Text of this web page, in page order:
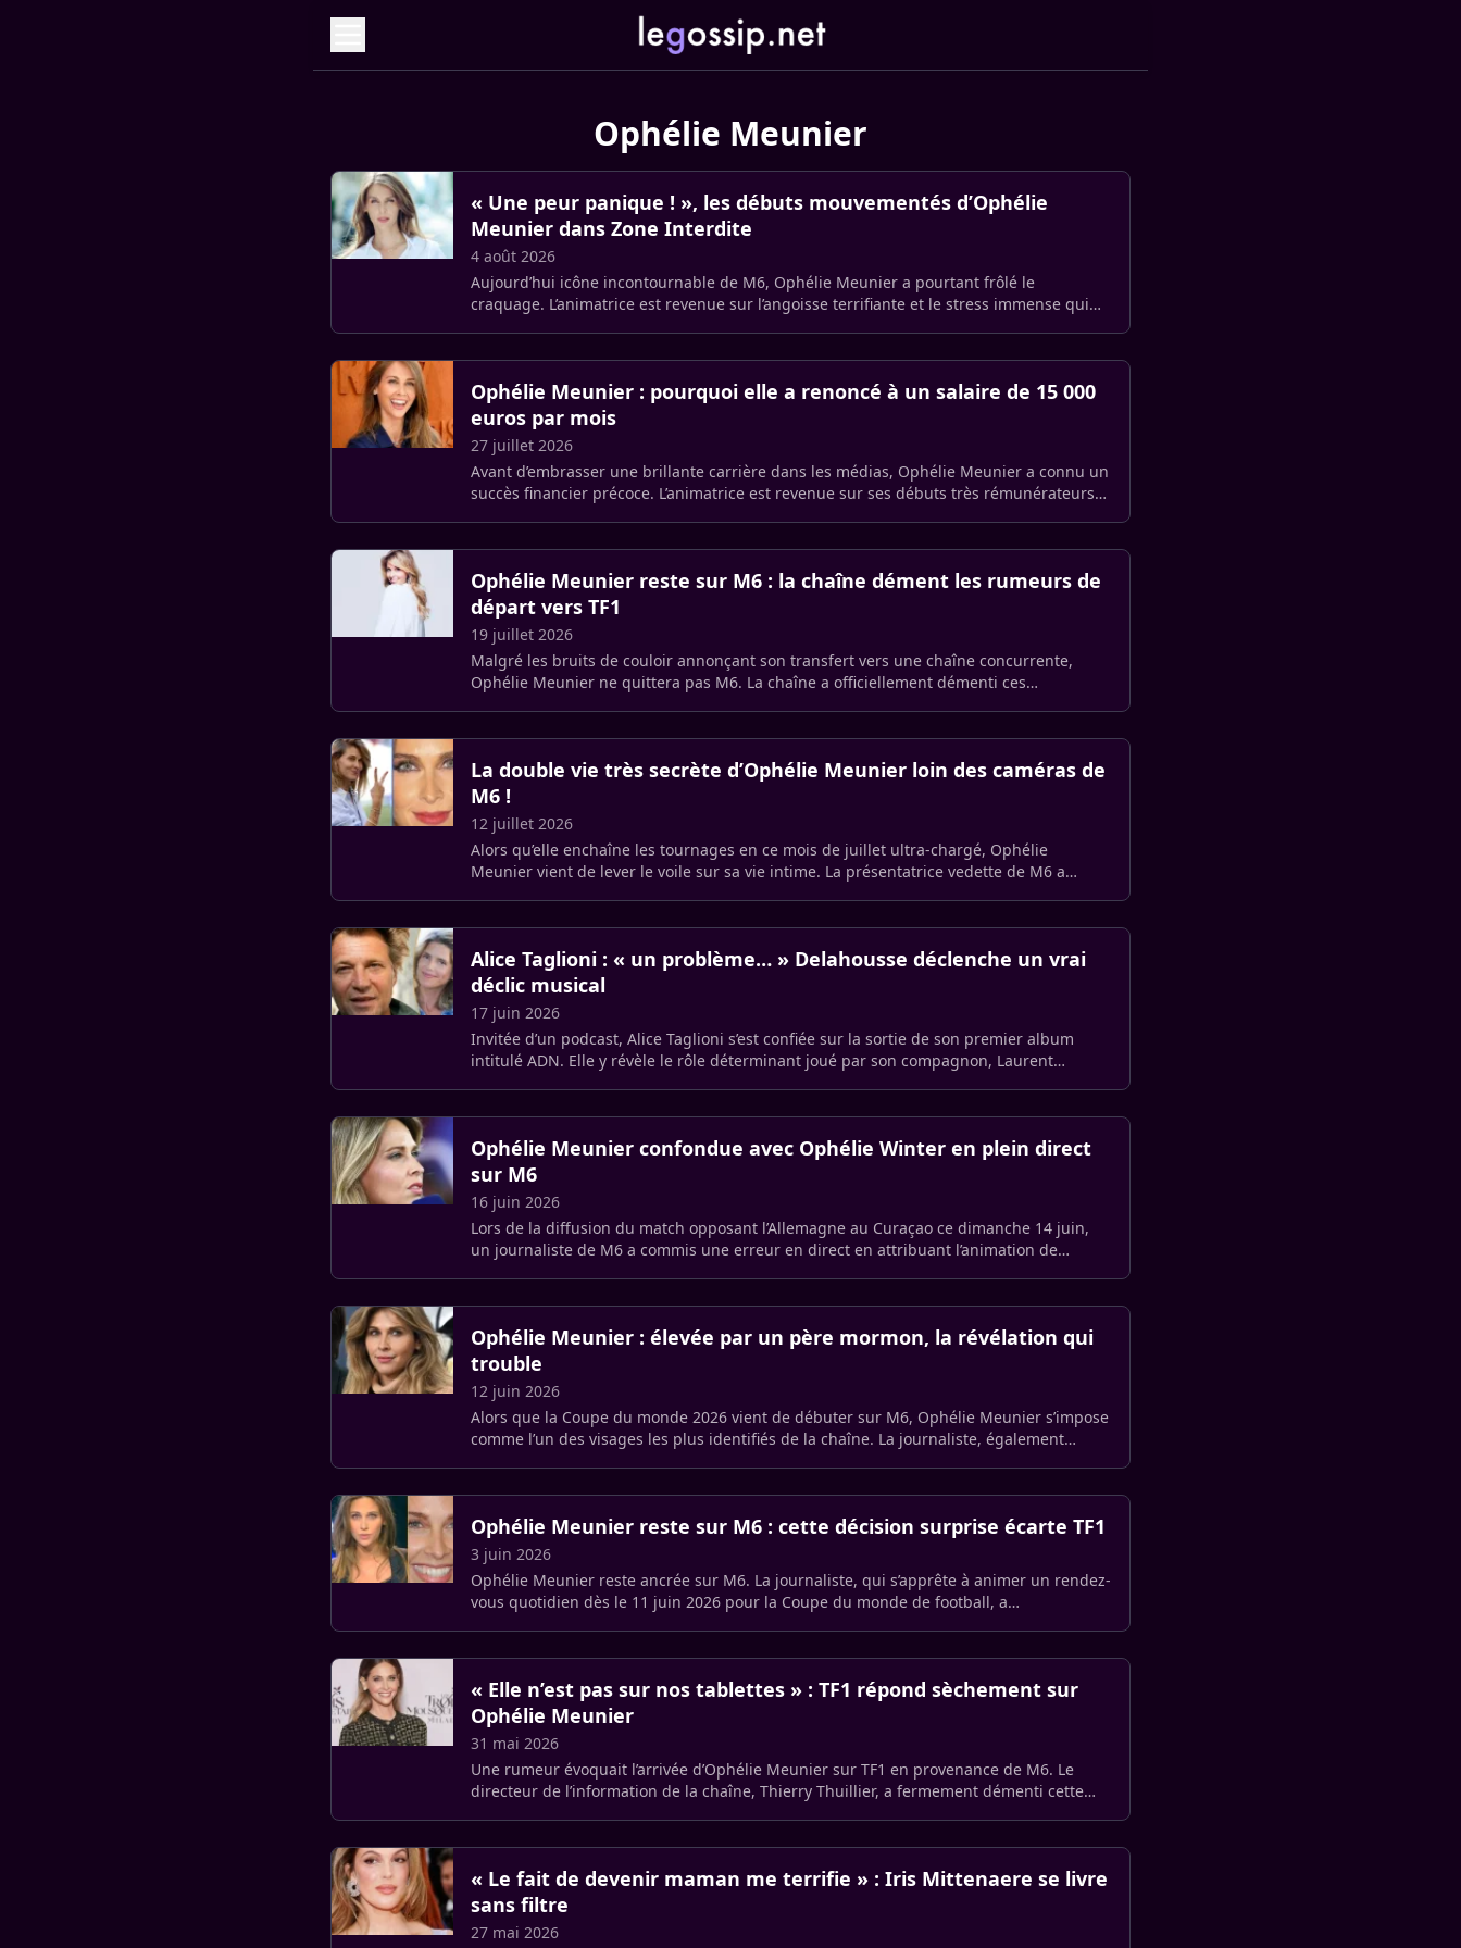
Ophélie Meunier
« Une peur panique ! », les débuts mouvementés d’Ophélie
Meunier dans Zone Interdite
4 août 2026
Aujourd’hui icône incontournable de M6, Ophélie Meunier a pourtant frôlé le
craquage. L’animatrice est revenue sur l’angoisse terrifiante et le stress immense qui
Ophélie Meunier : pourquoi elle a renoncé à un salaire de 15 000
euros par mois
27 juillet 2026
Avant d’embrasser une brillante carrière dans les médias, Ophélie Meunier a connu un
succès financier précoce. L’animatrice est revenue sur ses débuts très rémunérateurs
Ophélie Meunier reste sur M6 : la chaîne dément les rumeurs de
départ vers TF1
19 juillet 2026
Malgré les bruits de couloir annonçant son transfert vers une chaîne concurrente,
Ophélie Meunier ne quittera pas M6. La chaîne a officiellement démenti ces
La double vie très secrète d’Ophélie Meunier loin des caméras de
M6 !
12 juillet 2026
Alors qu’elle enchaîne les tournages en ce mois de juillet ultra-chargé, Ophélie
Meunier vient de lever le voile sur sa vie intime. La présentatrice vedette de M6 a
Alice Taglioni : « un problème… » Delahousse déclenche un vrai
déclic musical
17 juin 2026
Invitée d’un podcast, Alice Taglioni s’est confiée sur la sortie de son premier album
intitulé ADN. Elle y révèle le rôle déterminant joué par son compagnon, Laurent
Ophélie Meunier confondue avec Ophélie Winter en plein direct
sur M6
16 juin 2026
Lors de la diffusion du match opposant l’Allemagne au Curaçao ce dimanche 14 juin,
un journaliste de M6 a commis une erreur en direct en attribuant l’animation de
Ophélie Meunier : élevée par un père mormon, la révélation qui
trouble
12 juin 2026
Alors que la Coupe du monde 2026 vient de débuter sur M6, Ophélie Meunier s’impose
comme l’un des visages les plus identifiés de la chaîne. La journaliste, également
Ophélie Meunier reste sur M6 : cette décision surprise écarte TF1
3 juin 2026
Ophélie Meunier reste ancrée sur M6. La journaliste, qui s’apprête à animer un rendez-
vous quotidien dès le 11 juin 2026 pour la Coupe du monde de football, a
« Elle n’est pas sur nos tablettes » : TF1 répond sèchement sur
Ophélie Meunier
31 mai 2026
Une rumeur évoquait l’arrivée d’Ophélie Meunier sur TF1 en provenance de M6. Le
directeur de l’information de la chaîne, Thierry Thuillier, a fermement démenti cette
« Le fait de devenir maman me terrifie » : Iris Mittenaere se livre
sans filtre
27 mai 2026